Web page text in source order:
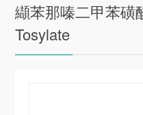
纈苯那嗪二甲苯磺
Tosylate